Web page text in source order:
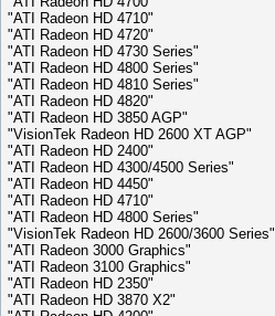
"ATI Radeon HD 4710"
"ATI Radeon HD 4720"
"ATI Radeon HD 4730 Series"
"ATI Radeon HD 4800 Series"
"ATI Radeon HD 4810 Series"
"ATI Radeon HD 4820"
"ATI Radeon HD 3850 AGP"
"VisionTek Radeon HD 2600 XT AGP"
"ATI Radeon HD 2400"
"ATI Radeon HD 4300/4500 Series"
"ATI Radeon HD 4450"
"ATI Radeon HD 4710"
"ATI Radeon HD 4800 Series"
"VisionTek Radeon HD 2600/3600 Series"
"ATI Radeon 3000 Graphics"
"ATI Radeon 3100 Graphics"
"ATI Radeon HD 2350"
"ATI Radeon HD 3870 X2"